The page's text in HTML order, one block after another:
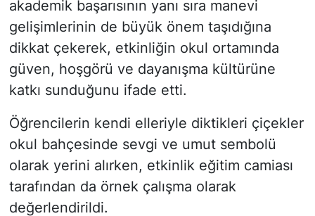
akademik başarısının yanı sıra manevi
gelişimlerinin de büyük önem taşıdığına
dikkat çekerek, etkinliğin okul ortamında
güven, hoşgörü ve dayanışma kültürüne
katkı sunduğunu ifade etti.
Öğrencilerin kendi elleriyle diktikleri çiçekler
okul bahçesinde sevgi ve umut sembolü
olarak yerini alırken, etkinlik eğitim camiası
tarafından da örnek çalışma olarak
değerlendirildi.